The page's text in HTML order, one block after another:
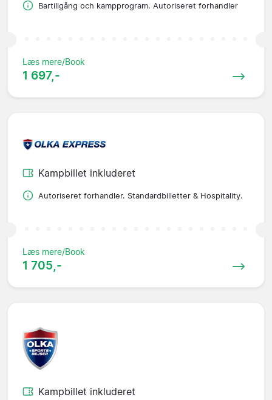
Bartillgång och kampprogram. Autoriseret forhandler
Læs mere/Book
1 697,-
Kampbillet inkluderet
Autoriseret forhandler. Standardbilletter & Hospitality.
Læs mere/Book
1 705,-
Kampbillet inkluderet